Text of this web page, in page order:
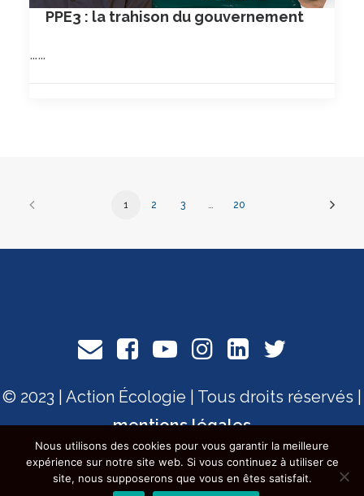
PPE3 : la trahison du gouvernement
……
1 2 3 20
© 2023 | Action Écologie | Tous droits réservés |
mentions légales
Nous utilisons des cookies pour vous garantir la meilleure
expérience sur notre site web. Si vous continuez à utiliser ce
site, nous supposerons que vous en êtes satisfait.